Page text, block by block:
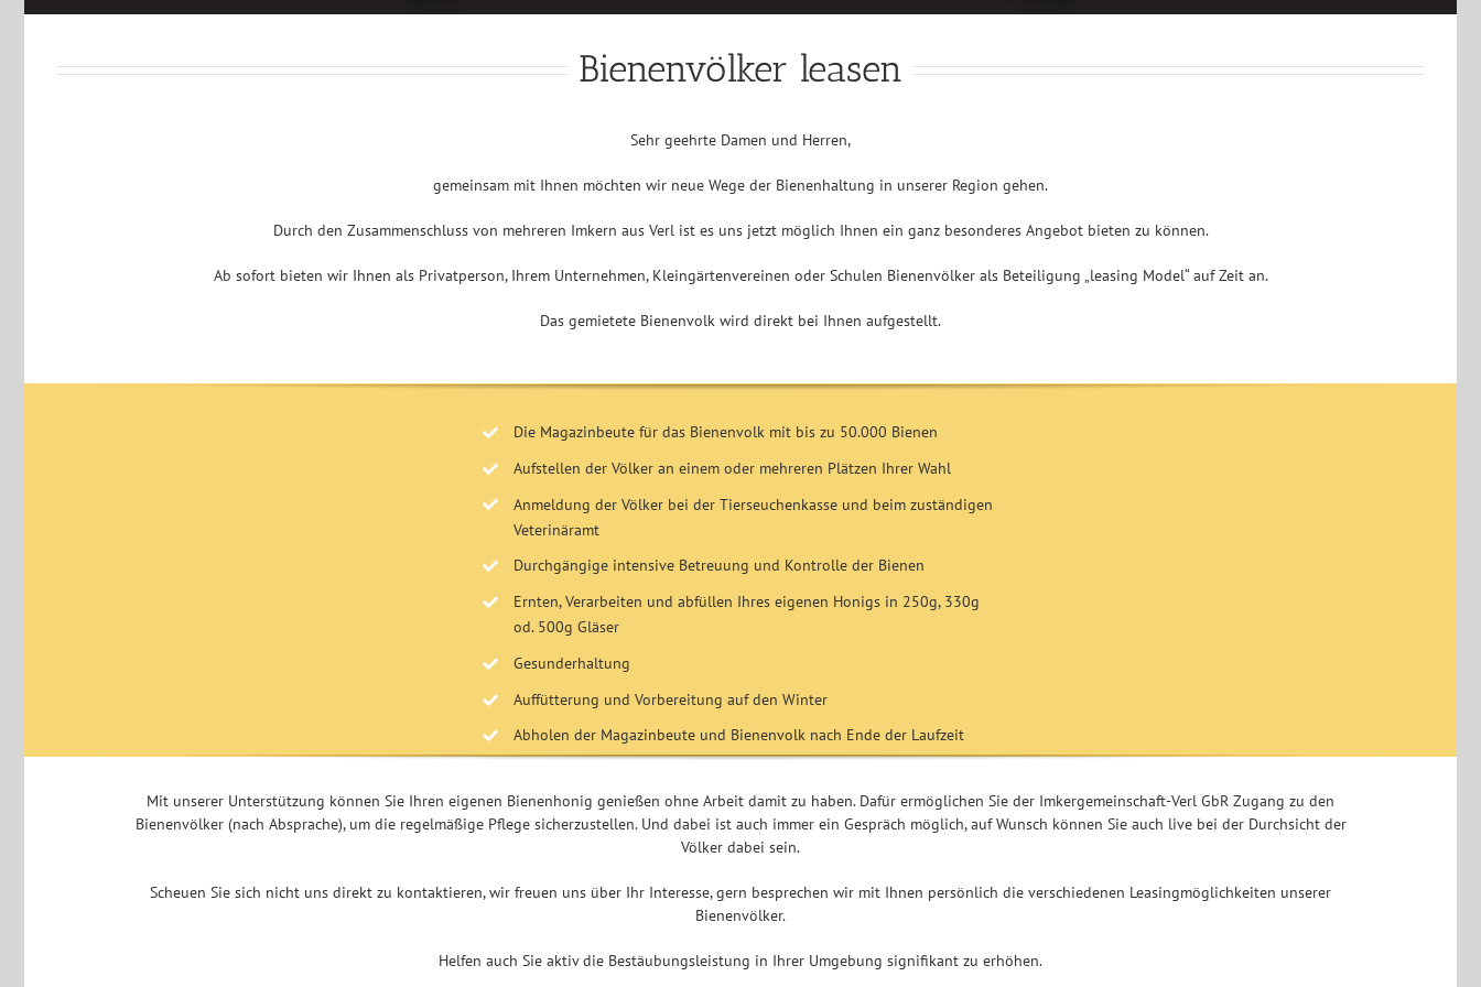
Bienenvölker leasen
Sehr geehrte Damen und Herren,
gemeinsam mit Ihnen möchten wir neue Wege der Bienenhaltung in unserer Region gehen.
Durch den Zusammenschluss von mehreren Imkern aus Verl ist es uns jetzt möglich Ihnen ein ganz besonderes Angebot bieten zu können.
Ab sofort bieten wir Ihnen als Privatperson, Ihrem Unternehmen, Kleingärtenvereinen oder Schulen Bienenvölker als Beteiligung „leasing Model“ auf Zeit an.
Das gemietete Bienenvolk wird direkt bei Ihnen aufgestellt.
Die Magazinbeute für das Bienenvolk mit bis zu 50.000 Bienen
Aufstellen der Völker an einem oder mehreren Plätzen Ihrer Wahl
Anmeldung der Völker bei der Tierseuchenkasse und beim zuständigen
Veterinäramt
Durchgängige intensive Betreuung und Kontrolle der Bienen
Ernten, Verarbeiten und abfüllen Ihres eigenen Honigs in 250g, 330g
od. 500g Gläser
Gesunderhaltung
Auffütterung und Vorbereitung auf den Winter
Abholen der Magazinbeute und Bienenvolk nach Ende der Laufzeit
Mit unserer Unterstützung können Sie Ihren eigenen Bienenhonig genießen ohne Arbeit damit zu haben. Dafür ermöglichen Sie der Imkergemeinschaft-Verl GbR Zugang zu den
Bienenvölker (nach Absprache), um die regelmäßige Pflege sicherzustellen. Und dabei ist auch immer ein Gespräch möglich, auf Wunsch können Sie auch live bei der Durchsicht der
Völker dabei sein.
Scheuen Sie sich nicht uns direkt zu kontaktieren, wir freuen uns über Ihr Interesse,gern besprechen wir mit Ihnen persönlich die verschiedenen Leasingmöglichkeiten unserer
Bienenvölker.
Helfen auch Sie aktiv die Bestäubungsleistung in Ihrer Umgebung signifikant zu erhöhen.